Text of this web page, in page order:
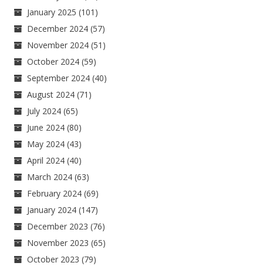
January 2025 (101)
December 2024 (57)
November 2024 (51)
October 2024 (59)
September 2024 (40)
August 2024 (71)
July 2024 (65)
June 2024 (80)
May 2024 (43)
April 2024 (40)
March 2024 (63)
February 2024 (69)
January 2024 (147)
December 2023 (76)
November 2023 (65)
October 2023 (79)